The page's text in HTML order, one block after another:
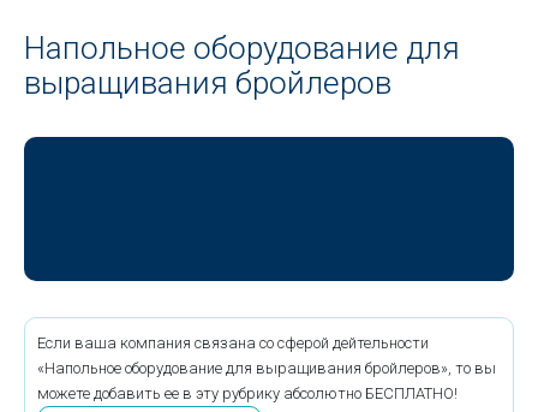
Напольное оборудование для
выращивания бройлеров
Если ваша компания связана со сферой дейтельности
«Напольное оборудование для выращивания бройлеров», то вы
можете добавить ее в эту рубрику абсолютно БЕСПЛАТНО!